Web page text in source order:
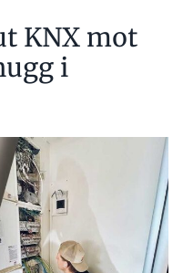
KNX mot
i